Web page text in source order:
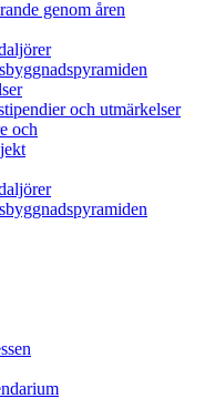
genom åren
och utmärkelser
och